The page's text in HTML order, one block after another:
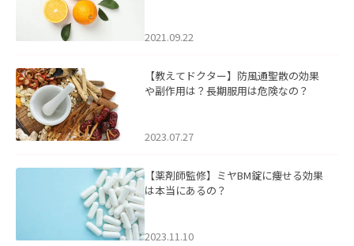
2021.09.22
【教えてドクター】防風通聖散の効果
や副作用は？長期服用は危険なの？
2023.07.27
【薬剤師監修】ミヤBM錠に痩せる効果
は本当にあるの？
2023.11.10